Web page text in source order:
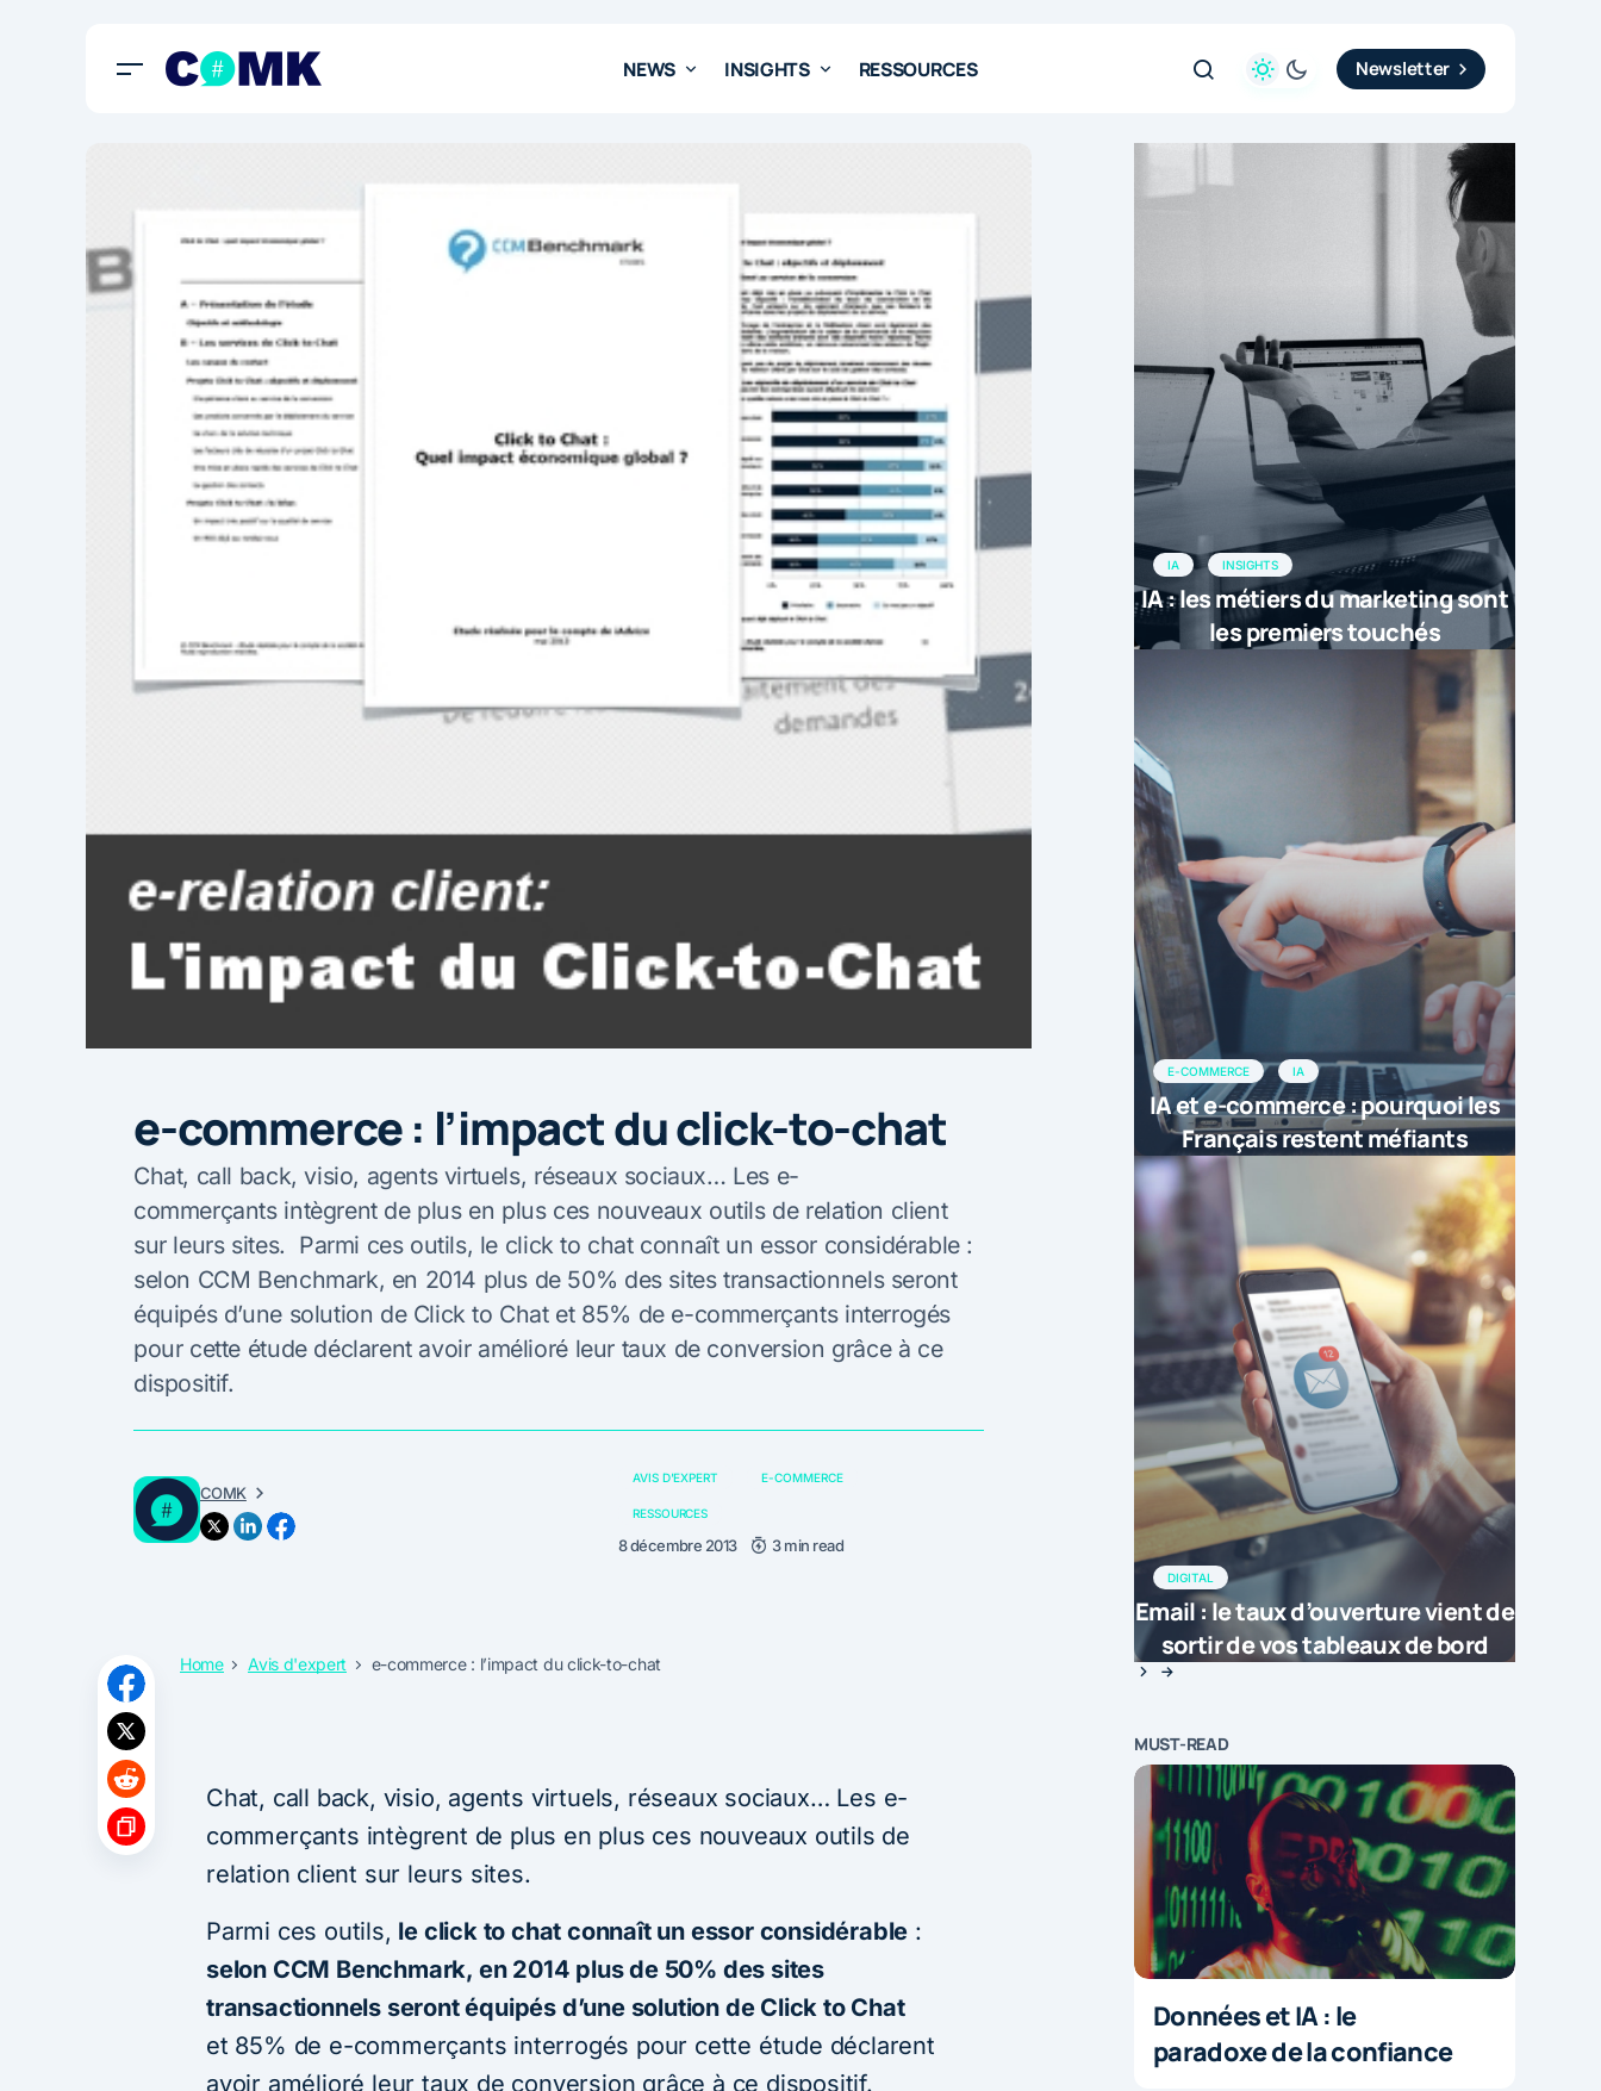
NEWS INSIGHTS RESSOURCES Newsletter
e-commerce : l’impact du click-to-chat
Chat, call back, visio, agents virtuels, réseaux sociaux… Les e-
commerçants intègrent de plus en plus ces nouveaux outils de relation client
sur leurs sites. Parmi ces outils, le click to chat connaît un essor considérable :
selon CCM Benchmark, en 2014 plus de 50% des sites transactionnels seront
équipés d’une solution de Click to Chat et 85% de e-commerçants interrogés
pour cette étude déclarent avoir amélioré leur taux de conversion grâce à ce
dispositif.
COMK
AVIS D'EXPERT E-COMMERCE
RESSOURCES
8 décembre 2013 3 min read
Home Avis d'expert e-commerce : l’impact du click-to-chat
Chat, call back, visio, agents virtuels, réseaux sociaux… Les e-
commerçants intègrent de plus en plus ces nouveaux outils de
relation client sur leurs sites.
Parmi ces outils, le click to chat connaît un essor considérable :
selon CCM Benchmark, en 2014 plus de 50% des sites
transactionnels seront équipés d’une solution de Click to Chat
et 85% de e-commerçants interrogés pour cette étude déclarent
avoir amélioré leur taux de conversion grâce à ce dispositif.
IA INSIGHTS
IA : les métiers du marketing sont
les premiers touchés
E-COMMERCE IA
IA et e-commerce : pourquoi les
Français restent méfiants
DIGITAL
Email : le taux d’ouverture vient de
sortir de vos tableaux de bord
MUST-READ
Données et IA : le
paradoxe de la confiance